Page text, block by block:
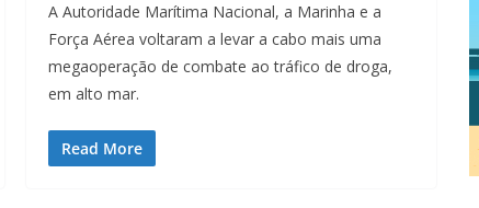
A Autoridade Marítima Nacional, a Marinha e a
Força Aérea voltaram a levar a cabo mais uma
megaoperação de combate ao tráfico de droga,
em alto mar.
Read More